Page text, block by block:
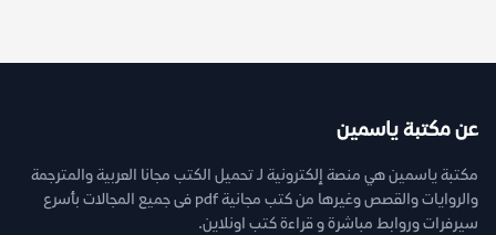
عن مكتبة ياسمين
مكتبة ياسمين هي منصة إلكترونية لـ تحميل الكتب مجانا العربية والمترجمة
والروايات والقصص وغيرها من كتب مجانية pdf فى جميع المجالات بأسرع
سيرفرات وروابط مباشرة و قراءة كتب اونلاين.